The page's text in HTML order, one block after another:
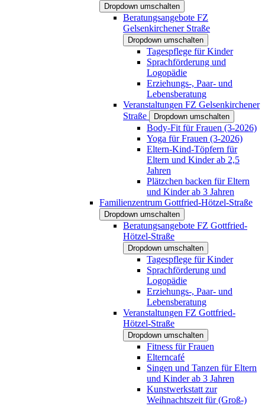
Dropdown umschalten
Beratungsangebote FZ
Gelsenkirchener Straße
Dropdown umschalten
Tagespflege für Kinder
Sprachförderung und
Logopädie
Erziehungs-, Paar- und
Lebensberatung
Veranstaltungen FZ Gelsenkirchener
Straße
Dropdown umschalten
Body-Fit für Frauen (3-2026)
Yoga für Frauen (3-2026)
Eltern-Kind-Töpfern für
Eltern und Kinder ab 2,5
Jahren
Plätzchen backen für Eltern
und Kinder ab 3 Jahren
Familienzentrum Gottfried-Hötzel-Straße
Dropdown umschalten
Beratungsangebote FZ Gottfried-
Hötzel-Straße
Dropdown umschalten
Tagespflege für Kinder
Sprachförderung und
Logopädie
Erziehungs-, Paar- und
Lebensberatung
Veranstaltungen FZ Gottfried-
Hötzel-Straße
Dropdown umschalten
Fitness für Frauen
Elterncafé
Singen und Tanzen für Eltern
und Kinder ab 3 Jahren
Kunstwerkstatt zur
Weihnachtszeit für (Groß-)